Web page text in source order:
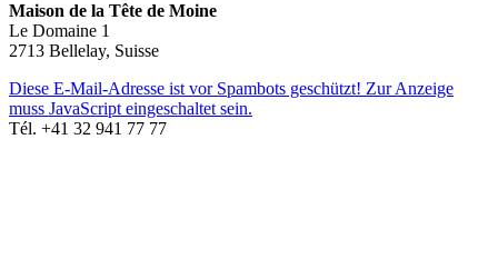
Maison de la Tête de Moine
Le Domaine 1
2713 Bellelay, Suisse
Diese E-Mail-Adresse ist vor Spambots geschützt! Zur Anzeige
muss JavaScript eingeschaltet sein.
Tél. +41 32 941 77 77